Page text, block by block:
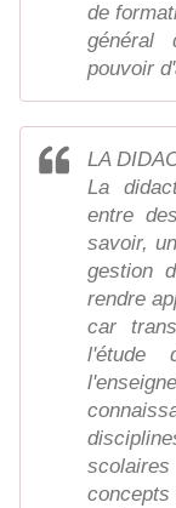
de
général
pouvoir
LA
La
entre
savoir,
gestion
rendre
car
l'étude
concepts